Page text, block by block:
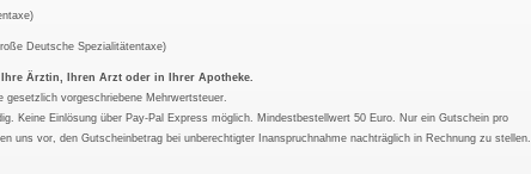
Deutsche Spezialitätentaxe)
Ärztin, Ihren Arzt oder in Ihrer Apotheke.
gesetzlich vorgeschriebene Mehrwertsteuer.
Keine Einlösung über Pay-Pal Express möglich. Mindestbestellwert 50 Euro. Nur ein Gutschein pro
uns vor, den Gutscheinbetrag bei unberechtigter Inanspruchnahme nachträglich in Rechnung zu stellen.